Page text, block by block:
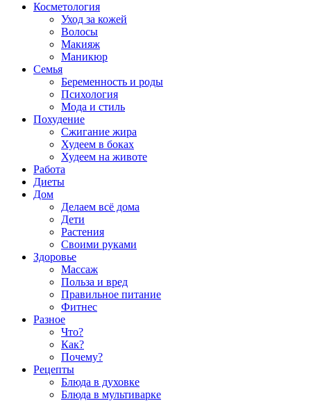
Косметология
Уход за кожей
Волосы
Макияж
Маникюр
Семья
Беременность и роды
Психология
Мода и стиль
Похудение
Сжигание жира
Худеем в боках
Худеем на животе
Работа
Диеты
Дом
Делаем всё дома
Дети
Растения
Своими руками
Здоровье
Массаж
Польза и вред
Правильное питание
Фитнес
Разное
Что?
Как?
Почему?
Рецепты
Блюда в духовке
Блюда в мультиварке